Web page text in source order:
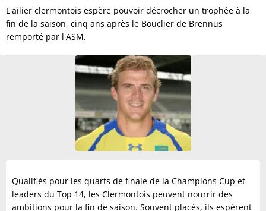
L'ailier clermontois espère pouvoir décrocher un trophée à la
fin de la saison, cinq ans après le Bouclier de Brennus
remporté par l'ASM.
Qualifiés pour les quarts de finale de la Champions Cup et
leaders du Top 14, les Clermontois peuvent nourrir des
ambitions pour la fin de saison. Souvent placés, ils espèrent